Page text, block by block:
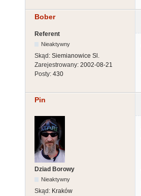
Bober
Referent
Nieaktywny
Skąd: Siemianowice Sl.
Zarejestrowany: 2002-08-21
Posty: 430
Pin
Dziad Borowy
Nieaktywny
Skąd: Kraków